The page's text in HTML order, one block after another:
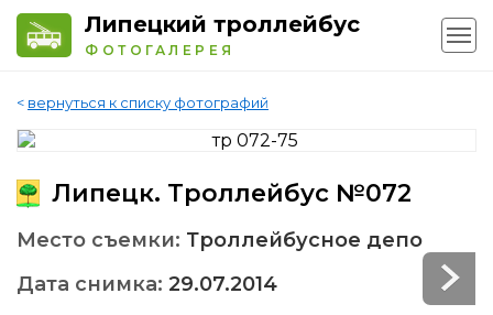
Липецкий троллейбус
ФОТОГАЛЕРЕЯ
< вернуться к списку фотографий
Липецк. Троллейбус №072
Место съемки: Троллейбусное депо
Дата снимка: 29.07.2014